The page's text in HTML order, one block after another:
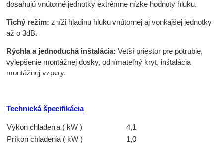
dosahujú vnútorné jednotky extrémne nízke hodnoty hluku.
Tichý režim: zníži hladinu hluku vnútornej aj vonkajšej jednotky
až o 3dB.
Rýchla a jednoduchá inštalácia: Vetší priestor pre potrubie,
vylepšenie montážnej dosky, odnímateľný kryt, inštalácia
montážnej vzpery.
Technická špecifikácia
Výkon chladenia ( kW )
4,1
Príkon chladenia ( kW )
1,0